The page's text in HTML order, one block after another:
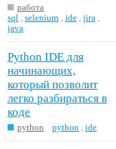
работа
sql
,selenium ide jira
java
Python IDE для
начинающих,
который позволит
легко разбираться в
коде
python python ,ide